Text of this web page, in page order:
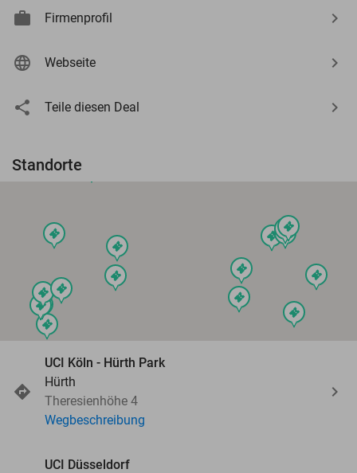
Firmenprofil
Webseite
Teile diesen Deal
Standorte
events
events
events
events events
events
events
events
events
events
events
events
events
events
events
events
events
UCI Köln - Hürth Park
Hürth
Theresienhöhe 4
Wegbeschreibung
UCI Düsseldorf